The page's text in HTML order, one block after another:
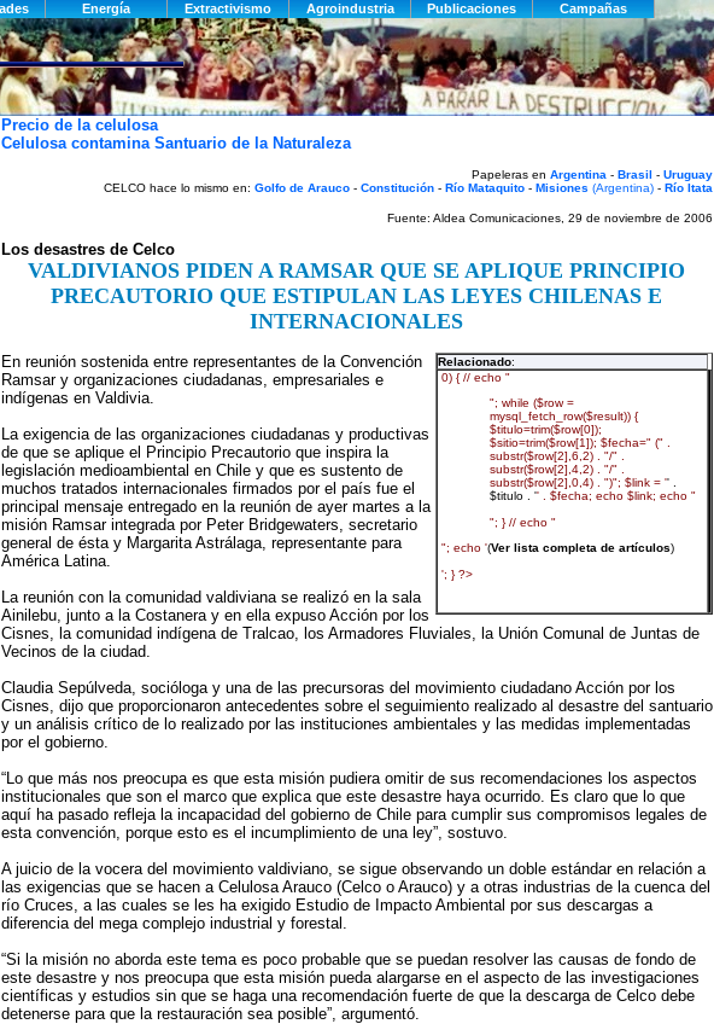
Precio de la celulosa
Celulosa contamina Santuario de la Naturaleza
Papeleras en Argentina- Brasil - Uruguay
CELCO hace lo mismo en: Golfo de Arauco- Constitución- Río Mataquito- Misiones (Argentina)- Río Itata
Fuente: Aldea Comunicaciones, 29 de noviembre de 2006
Los desastres de Celco
VALDIVIANOS PIDEN A RAMSAR QUE SE APLIQUE PRINCIPIO
PRECAUTORIO QUE ESTIPULAN LAS LEYES CHILENAS E
INTERNACIONALES
Relacionado:
En reunión sostenida entre representantes de la Convención
Ramsar y organizaciones ciudadanas, empresariales e
indígenas en Valdivia.
La exigencia de las organizaciones ciudadanas y productivas
de que se aplique el Principio Precautorio que inspira la
legislación medioambiental en Chile y que es sustento de
muchos tratados internacionales firmados por el país fue el
principal mensaje entregado en la reunión de ayer martes a la
misión Ramsar integrada por Peter Bridgewaters, secretario
general de ésta y Margarita Astrálaga, representante para
América Latina.
La reunión con la comunidad valdiviana se realizó en la sala
Ainilebu, junto a la Costanera y en ella expuso Acción por los
Cisnes, la comunidad indígena de Tralcao, los Armadores Fluviales, la Unión Comunal de Juntas de
Vecinos de la ciudad.
Claudia Sepúlveda, socióloga y una de las precursoras del movimiento ciudadano Acción por los
Cisnes, dijo que proporcionaron antecedentes sobre el seguimiento realizado al desastre del santuario
y un análisis crítico de lo realizado por las instituciones ambientales y las medidas implementadas
por el gobierno.
“Lo que más nos preocupa es que esta misión pudiera omitir de sus recomendaciones los aspectos
institucionales que son el marco que explica que este desastre haya ocurrido. Es claro que lo que
aquí ha pasado refleja la incapacidad del gobierno de Chile para cumplir sus compromisos legales de
esta convención, porque esto es el incumplimiento de una ley”, sostuvo.
A juicio de la vocera del movimiento valdiviano, se sigue observando un doble estándar en relación a
las exigencias que se hacen a Celulosa Arauco (Celco o Arauco) y a otras industrias de la cuenca del
río Cruces, a las cuales se les ha exigido Estudio de Impacto Ambiental por sus descargas a
diferencia del mega complejo industrial y forestal.
“Si la misión no aborda este tema es poco probable que se puedan resolver las causas de fondo de
este desastre y nos preocupa que esta misión pueda alargarse en el aspecto de las investigaciones
científicas y estudios sin que se haga una recomendación fuerte de que la descarga de Celco debe
detenerse para que la restauración sea posible”, argumentó.